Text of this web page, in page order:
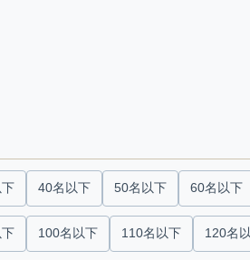
40名以下 50名以下 60名以下
100名以下 110名以下 120名